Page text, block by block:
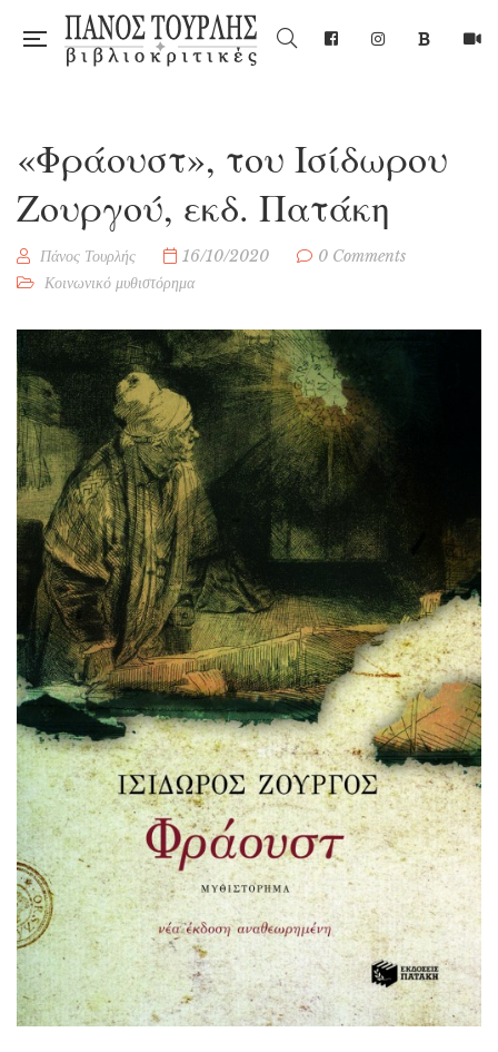
«Φράουστ», του Ισίδωρου
Ζουργού, εκδ. Πατάκη
Πάνος Τουρλής 16/10/2020
0 Comments
Κοινωνικό μυθιστόρημα